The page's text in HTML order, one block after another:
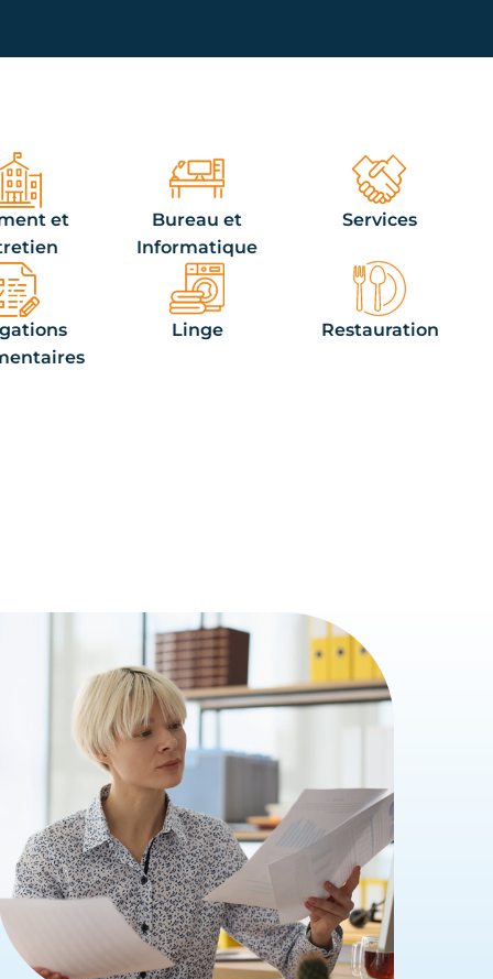
et
Bureau et
Informatique
Services
Linge Restauration